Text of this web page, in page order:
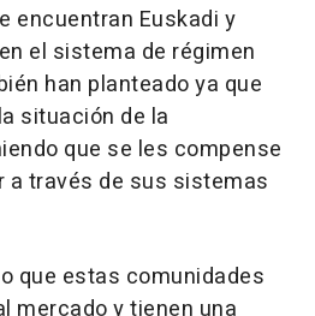
encuentran Euskadi y
el sistema de régimen
han planteado ya que
situación de la
que se les compense
a través de sus sistemas
que estas comunidades